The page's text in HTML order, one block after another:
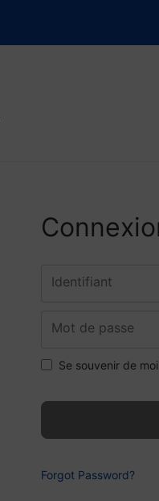
Identifiant
Mot de passe
Se souvenir de moi
Forgot Password?